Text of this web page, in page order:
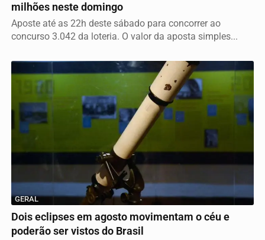
milhões neste domingo
Aposte até as 22h deste sábado para concorrer ao
concurso 3.042 da loteria. O valor da aposta simples...
GERAL
Dois eclipses em agosto movimentam o céu e
poderão ser vistos do Brasil